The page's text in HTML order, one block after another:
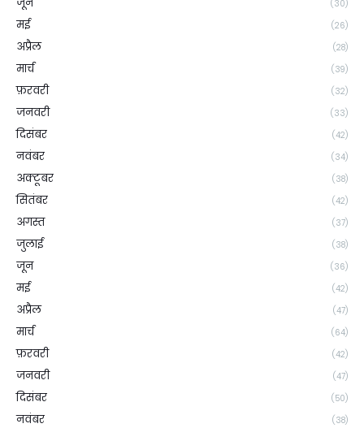
(30)
मई (26)
अप्रैल (28)
मार्च (39)
फ़रवरी (32)
जनवरी (33)
दिसंबर (42)
नवंबर (34)
अक्टूबर (38)
सितंबर (42)
अगस्त (37)
जुलाई (38)
जून (36)
मई (42)
अप्रैल (47)
मार्च (64)
फ़रवरी (42)
जनवरी (47)
दिसंबर (50)
नवंबर (38)